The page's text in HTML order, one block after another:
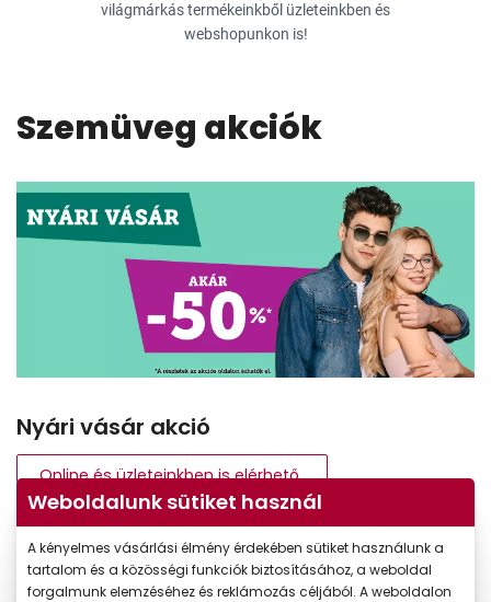
világmárkás termékeinkből üzleteinkben és
webshopunkon is!
Szemüveg akciók
Nyári vásár akció
Online és üzleteinkben is elérhető
Akár 50% kedvezmény? Igen, jól látja. Válasszon
egy márkás keretet, kérjen hozzá minőségi lencsét,
és élvezze a nyári kedvezményeket!
Weboldalunk sütiket használ
A kényelmes vásárlási élmény érdekében sütiket használunk a
tartalom és a közösségi funkciók biztosításához, a weboldal
forgalmunk elemzéséhez és reklámozás céljából. A weboldalon